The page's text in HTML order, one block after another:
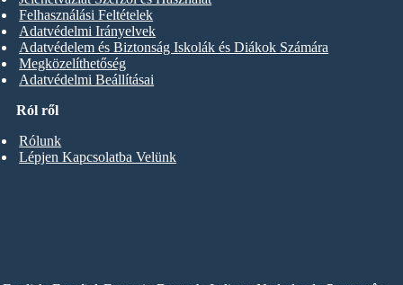
Ról ről
Rólunk
Lépjen Kapcsolatba Velünk
Felhasználási Feltételek
Adatvédelmi Irányelvek
Adatvédelem és Biztonság Iskolák és Diákok Számára
Megközelíthetőség
Adatvédelmi Beállításai